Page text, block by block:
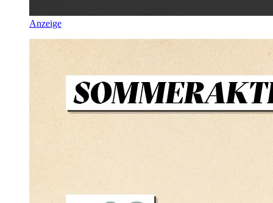
Anzeige